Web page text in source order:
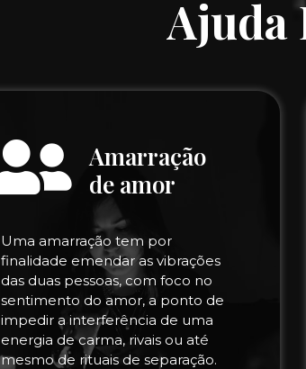
Ajuda
Amarração
de amor
Uma amarração tem por
finalidade emendar as vibrações
das duas pessoas, com foco no
sentimento do amor, a ponto de
impedir a interferência de uma
energia de carma, rivais ou até
mesmo de rituais de separação.